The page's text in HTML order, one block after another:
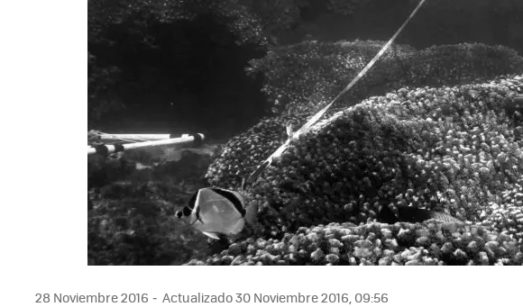
28 Noviembre 2016 Actualizado 30 Noviembre 2016, 09:56